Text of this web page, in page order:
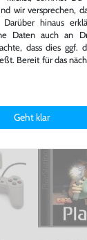
1020
gebraucht
nur
wir versprechen,
Darüber hinaus
Daten auch an
dass dies ggf.
Bereit für das
von uns
findest Du in
.
Geht klar